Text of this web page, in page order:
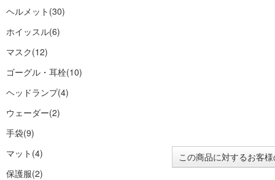
ヘルメット (30)
ホイッスル(6)
マスク(12)
ゴーグル・耳栓(10)
ヘッドランプ(4)
ウェーダー(2)
手袋(9)
マット (4)
保護服(2)
この商品に対するお客